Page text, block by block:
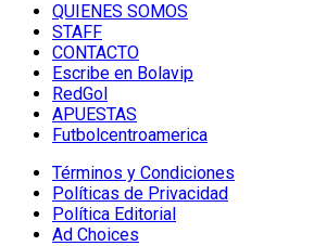
QUIENES SOMOS
STAFF
CONTACTO
Escribe en Bolavip
RedGol
APUESTAS
Futbolcentroamerica
Términos y Condiciones
Políticas de Privacidad
Política Editorial
Ad Choices